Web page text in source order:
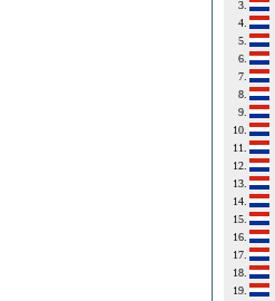
3.
4.
5.
6.
7.
8.
9.
10.
11.
12.
13.
14.
15.
16.
17.
18.
19.